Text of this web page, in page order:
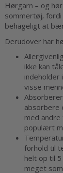
Hørgarn – og
sommertøj,
behageligt at
Derudover har
ikke kan
indeholder
visse
absorbere
med
populært
forhold til
helt op til
meget